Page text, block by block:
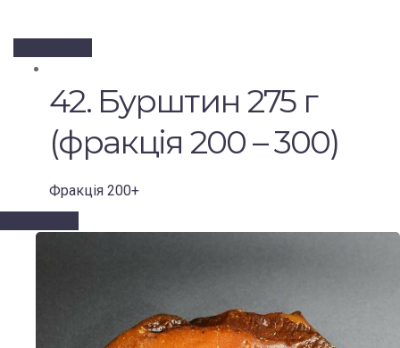
42. Бурштин 275 г
(фракція 200 – 300)
Фракція 200+